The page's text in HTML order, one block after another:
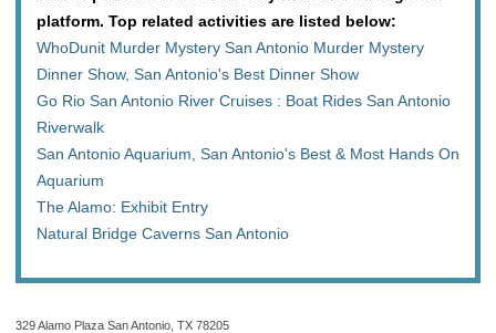
platform. Top related activities are listed below:
WhoDunit Murder Mystery San Antonio Murder Mystery
Dinner Show, San Antonio's Best Dinner Show
Go Rio San Antonio River Cruises : Boat Rides San Antonio
Riverwalk
San Antonio Aquarium, San Antonio's Best & Most Hands On
Aquarium
The Alamo: Exhibit Entry
Natural Bridge Caverns San Antonio
329 Alamo Plaza San Antonio, TX 78205